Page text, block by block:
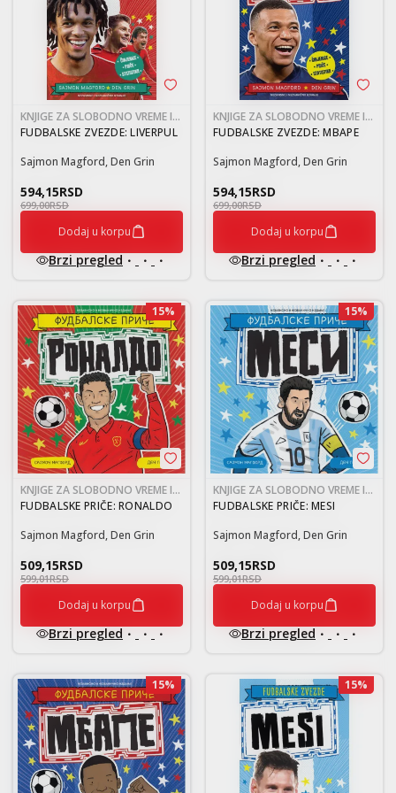
KNJIGE ZA SLOBODNO VREME I
RAZONODU 9-12
FUDBALSKE ZVEZDE: LIVERPUL
Sajmon Magford, Den Grin
594,15RSD
699,00RSD
Dodaj u korpu
Brzi pregled
KNJIGE ZA SLOBODNO VREME I
RAZONODU 9-12
FUDBALSKE ZVEZDE: MBAPE
Sajmon Magford, Den Grin
594,15RSD
699,00RSD
Dodaj u korpu
Brzi pregled
15%
KNJIGE ZA SLOBODNO VREME I
RAZONODU 9-12
FUDBALSKE PRIČE: RONALDO
Sajmon Magford, Den Grin
509,15RSD
599,01RSD
Dodaj u korpu
Brzi pregled
15%
KNJIGE ZA SLOBODNO VREME I
RAZONODU 9-12
FUDBALSKE PRIČE: MESI
Sajmon Magford, Den Grin
509,15RSD
599,01RSD
Dodaj u korpu
Brzi pregled
15% 15%